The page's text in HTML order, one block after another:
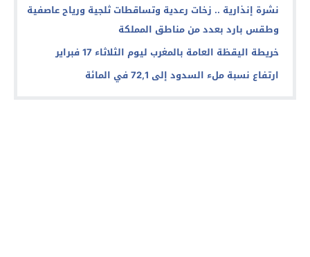
نشرة إنذارية .. زخات رعدية وتساقطات ثلجية ورياح عاصفية
وطقس بارد بعدد من مناطق المملكة
خريطة اليقظة العامة بالمغرب ليوم الثلاثاء 17 فبراير
ارتفاع نسبة ملء السدود إلى 72,1 في المائة